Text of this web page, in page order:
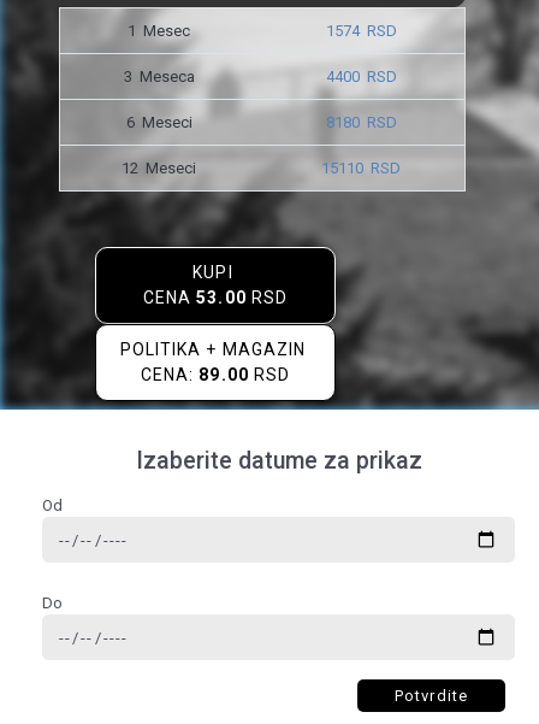
1 Mesec 1574 RSD
3 Meseca 4400 RSD
6 Meseci 8180 RSD
12 Meseci 15110 RSD
KUPI
CENA53.00 RSD
POLITIKA + MAGAZIN
CENA: 89.00 RSD
Izaberite datume za prikaz
Od
Do
Potvrdite